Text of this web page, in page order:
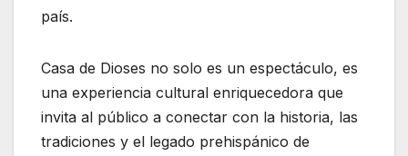
país.
Casa de Dioses no solo es un espectáculo, es
una experiencia cultural enriquecedora que
invita al público a conectar con la historia, las
tradiciones y el legado prehispánico de